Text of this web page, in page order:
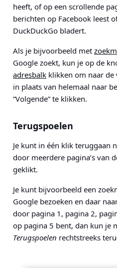
heeft, of op een scrollende
berichten op Facebook leest
DuckDuckGo bladert.
Als je bijvoorbeeld met
Google zoekt, kun je op de
adresbalk klikken om naar de
in plaats van helemaal naar
“Volgende” te klikken.
Terugspoelen
Je kunt in één klik teruggaan
door meerdere pagina’s van
geklikt.
Je kunt bijvoorbeeld een
Google bezoeken en daar
door pagina 1, pagina 2,
op pagina 5 bent, dan kun je
Terugspoelen rechtstreeks